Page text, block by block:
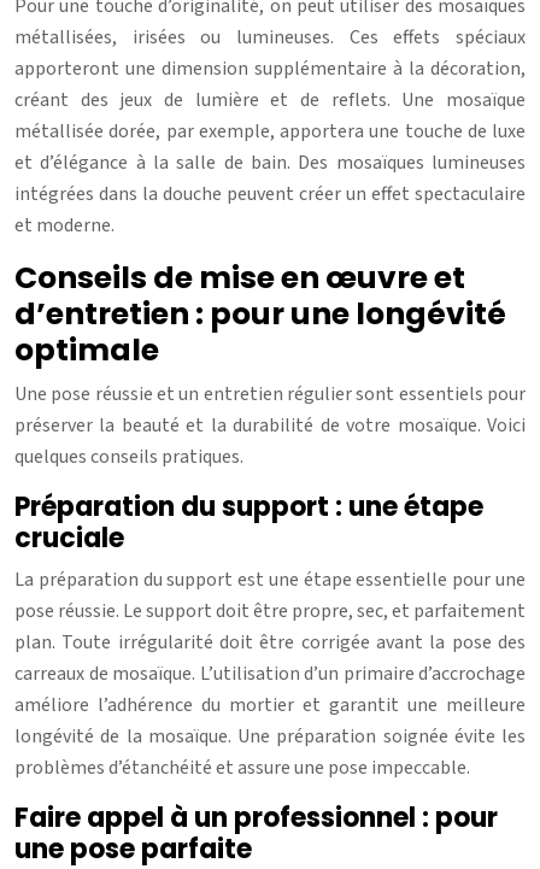
Pour une touche d’originalité, on peut utiliser des mosaïques
métallisées, irisées ou lumineuses. Ces effets spéciaux
apporteront une dimension supplémentaire à la décoration,
créant des jeux de lumière et de reflets. Une mosaïque
métallisée dorée, par exemple, apportera une touche de luxe
et d’élégance à la salle de bain. Des mosaïques lumineuses
intégrées dans la douche peuvent créer un effet spectaculaire
et moderne.
Conseils de mise en œuvre et
d’entretien : pour une longévité
optimale
Une pose réussie et un entretien régulier sont essentiels pour
préserver la beauté et la durabilité de votre mosaïque. Voici
quelques conseils pratiques.
Préparation du support : une étape
cruciale
La préparation du support est une étape essentielle pour une
pose réussie. Le support doit être propre, sec, et parfaitement
plan. Toute irrégularité doit être corrigée avant la pose des
carreaux de mosaïque. L’utilisation d’un primaire d’accrochage
améliore l’adhérence du mortier et garantit une meilleure
longévité de la mosaïque. Une préparation soignée évite les
problèmes d’étanchéité et assure une pose impeccable.
Faire appel à un professionnel : pour
une pose parfaite